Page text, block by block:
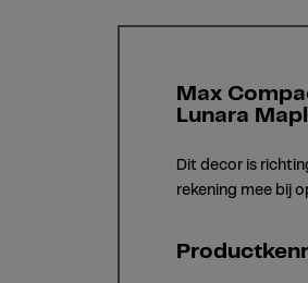
Max
Lunara
Dit decor is
rekening mee bij